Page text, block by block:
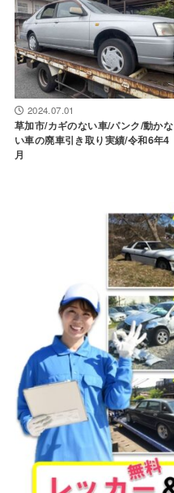
2024.07.01
草加市/カギのない車/パンク/動かな
い車の廃車引き取り実績/令和6年4
月